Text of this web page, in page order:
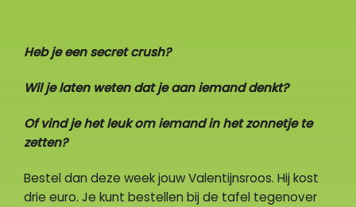
Heb je een secret crush?
Wil je laten weten dat je aan iemand denkt?
Of vind je het leuk om iemand in het zonnetje te
zetten?
Bestel dan deze week jouw Valentijnsroos. Hij kost
drie euro. Je kunt bestellen bij de tafel tegenover